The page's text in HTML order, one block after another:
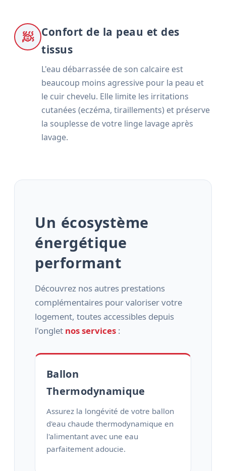
🧖
Confort de la peau et des
tissus
L'eau débarrassée de son calcaire est
beaucoup moins agressive pour la peau et
le cuir chevelu. Elle limite les irritations
cutanées (eczéma, tiraillements) et préserve
la souplesse de votre linge lavage après
lavage.
Un écosystème
énergétique
performant
Découvrez nos autres prestations
complémentaires pour valoriser votre
logement, toutes accessibles depuis
l'onglet nos services :
Ballon
Thermodynamique
Assurez la longévité de votre ballon
d'eau chaude thermodynamique en
l'alimentant avec une eau
parfaitement adoucie.